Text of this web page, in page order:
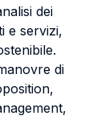
dei
e servizi,
di